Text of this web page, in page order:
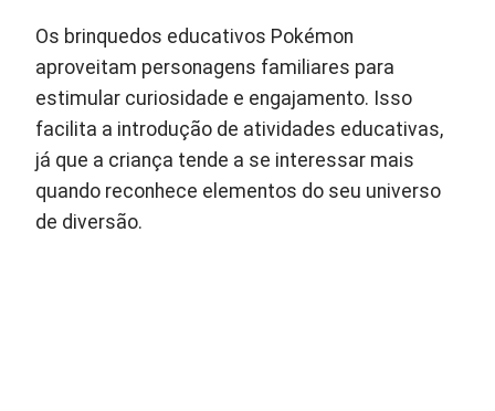
Os brinquedos educativos Pokémon
aproveitam personagens familiares para
estimular curiosidade e engajamento. Isso
facilita a introdução de atividades educativas,
já que a criança tende a se interessar mais
quando reconhece elementos do seu universo
de diversão.